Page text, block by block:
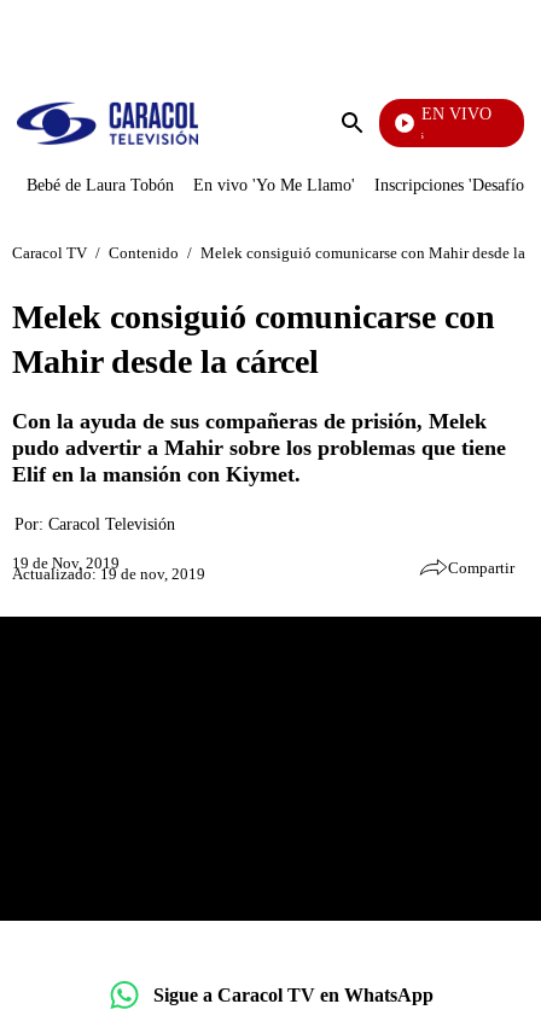
Enviar
EN VIVO
También Caerás
Bebé de Laura Tobón En vivo 'Yo Me Llamo' Inscripciones 'Desafío'
Caracol TV / Contenido / Melek consiguió comunicarse con Mahir desde la
Melek consiguió comunicarse con
Mahir desde la cárcel
Con la ayuda de sus compañeras de prisión, Melek
pudo advertir a Mahir sobre los problemas que tiene
Elif en la mansión con Kiymet.
Por: Caracol Televisión
19 de Nov, 2019
Actualizado: 19 de nov, 2019 Compartir
Sigue a Caracol TV en WhatsApp